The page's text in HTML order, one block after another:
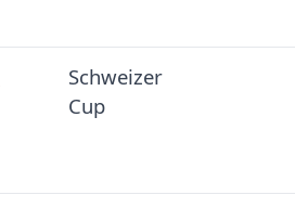
Schweizer
Cup